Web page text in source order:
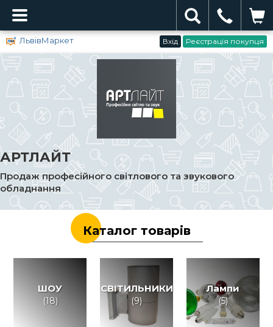
Вхід Реєстрація покупця
ЛьвівМаркет
АРТЛАЙТ
Продаж професійного світлового та звукового
обладнання
Каталог товарів
ШОУ
(18)
СВІТИЛЬНИКИ
(9)
Лампи
(5)